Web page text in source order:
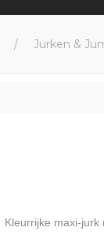
/ Jurken &
Kleurrijke maxi-